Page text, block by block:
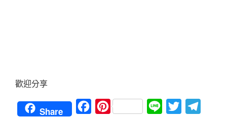
歡迎分享
Share FacebookPinterest Line Twitter